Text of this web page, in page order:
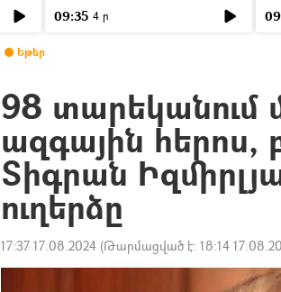
09:35 4 ր
Եթեր
98 տարեկանում
ազգային հերոս,
Տիգրան
ուղերձը
17:37 17.08.2024 (Թարմացված է: 18:14